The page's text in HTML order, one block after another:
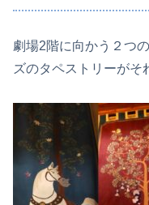
劇場2階に向かう２つ
ズのタペストリーがそ